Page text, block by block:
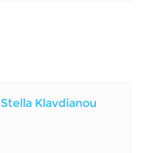
Stella Klavdianou